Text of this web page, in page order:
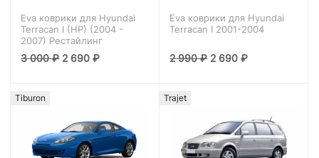
Eva коврики для Hyundai
Terracan I (HP) (2004 -
2007) Рестайлинг
3 000₽ 2 690₽
Eva коврики для Hyundai
Terracan I 2001-2004
2 990₽ 2 690₽
Tiburon Trajet